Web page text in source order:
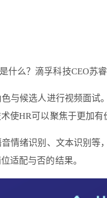
什么？滴孚科技CEO苏
与候选人进行视频面试
使HR可以聚焦于更加有
情绪识别、文本识别
适配与否的结果。